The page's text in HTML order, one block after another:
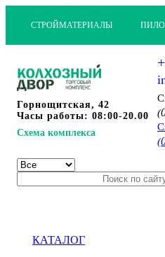
СТРОЙМАТЕРИАЛЫ
Горнощитская, 42
Часы работы: 08:00-20.00
Схема комплекса
(
(
КАТАЛОГ